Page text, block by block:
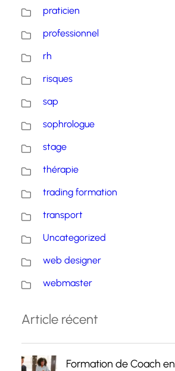
praticien
professionnel
rh
risques
sap
sophrologue
stage
thérapie
trading formation
transport
Uncategorized
web designer
webmaster
Article récent
Formation de Coach en